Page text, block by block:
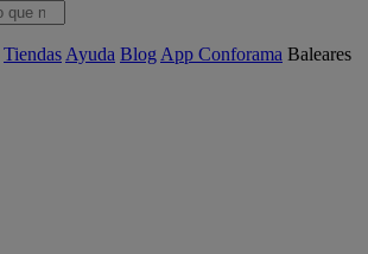
Tiendas Ayuda Blog App Conforama Baleares